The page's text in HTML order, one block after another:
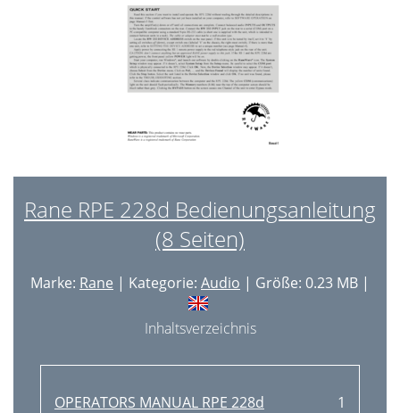
Rane RPE 228d Bedienungsanleitung
(8 Seiten)
Marke: Rane | Kategorie: Audio | Größe: 0.23 MB |
Inhaltsverzeichnis
OPERATORS MANUAL RPE 228d
1